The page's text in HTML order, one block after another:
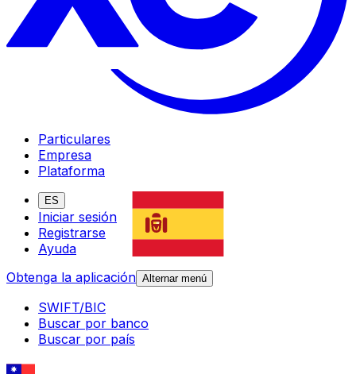
Particulares
Empresa
Plataforma
ES
Iniciar sesión
Registrarse
Ayuda
Obtenga la aplicación Alternar menú
SWIFT/BIC
Buscar por banco
Buscar por país